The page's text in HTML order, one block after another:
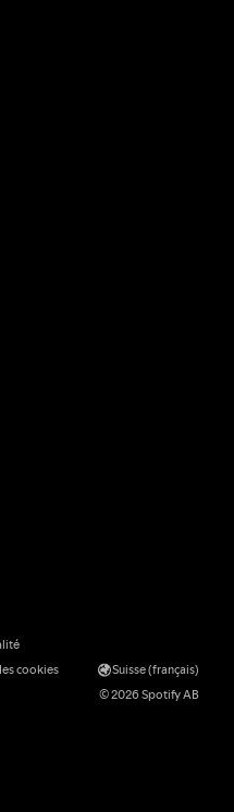
cookies
Suisse (français)
© 2026 Spotify AB